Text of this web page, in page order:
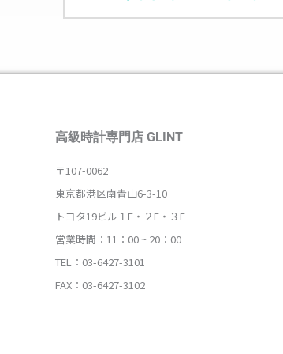
高級時計専門店 GLINT
〒107-0062
東京都港区南青山6-3-10
トヨタ19ビル１F・２F・３F
営業時間：11：00 ~ 20：00
TEL：03-6427-3101
FAX：03-6427-3102